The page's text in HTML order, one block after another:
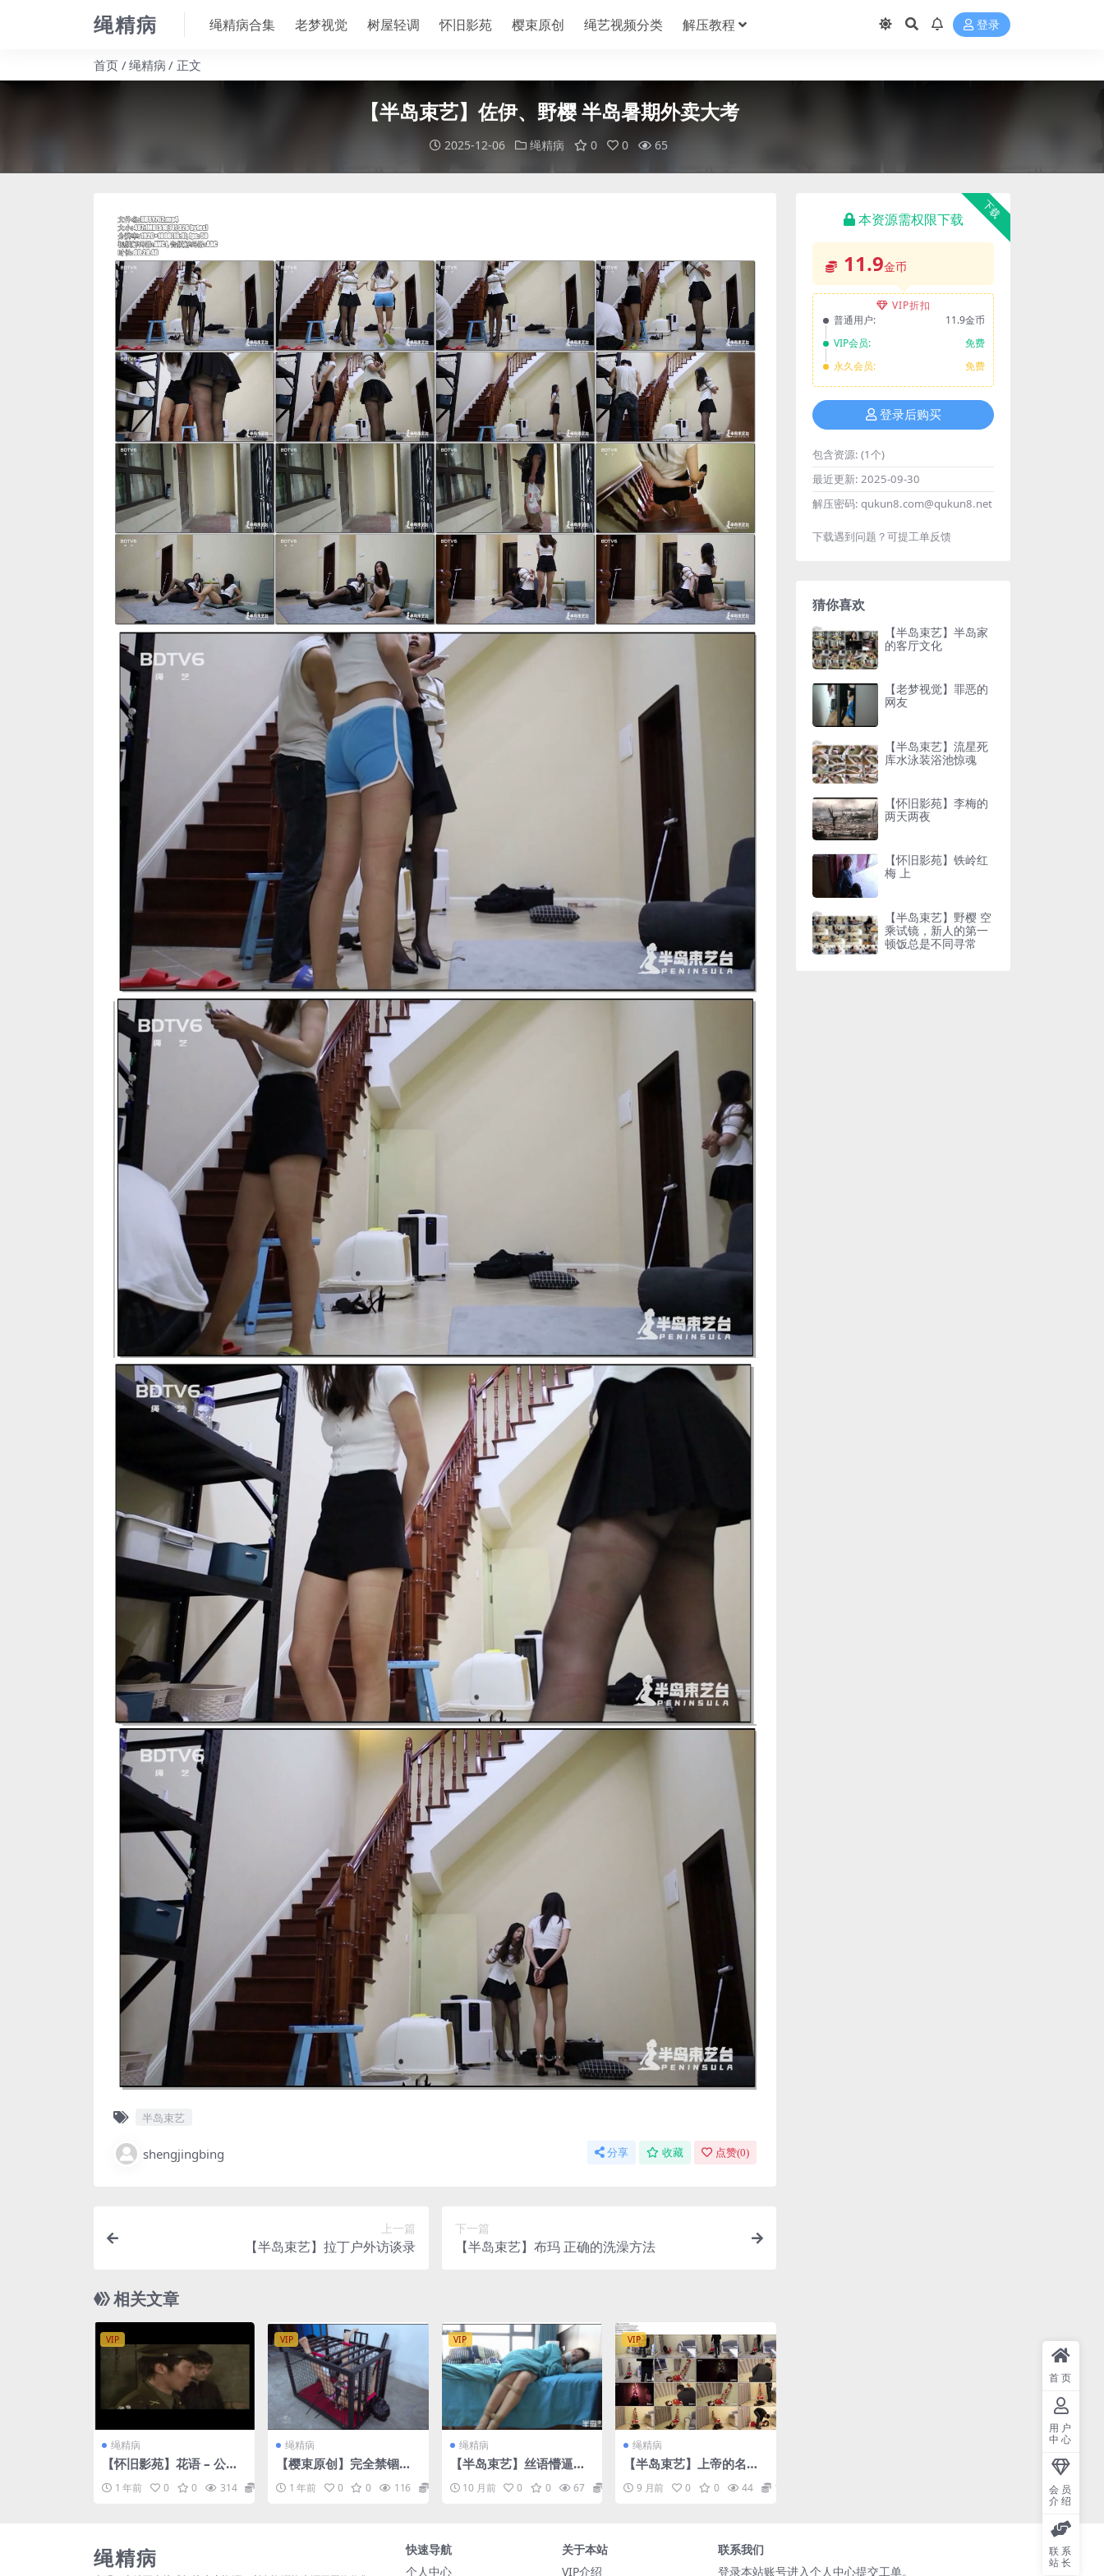
绳精病 绳精病合集 老梦视觉 树屋轻调 怀旧影苑 樱束原创 绳艺视频分类 解压教程 登录
首页 绳精病 正文
【半岛束艺】佐伊、野樱 半岛暑期外卖大考
2025-12-06 绳精病 0 0 65
半岛束艺
shengjingbing 分享 收藏 点赞(0)
上一篇
【半岛束艺】拉丁户外访谈录
下一篇
【半岛束艺】布玛 正确的洗澡方法
相关文章
VIP
绳精病
【怀旧影苑】花语 – 公主
1 年前 0 0 314 11.9
VIP
绳精病
【樱束原创】完全禁锢三7
虐足+夹+扎带固定+贞操
1 年前 0 0 116 11.9
VIP
绳精病
【半岛束艺】丝语懵逼醒
到电梯
10 月前 0 0 67 11.9
VIP
绳精病
【半岛束艺】上帝的名义
9 月前 0 0 44 11.9
下载
本资源需权限下载
11.9金币
VIP折扣
普通用户:
11.9金币
VIP会员:
免费
永久会员:
免费
登录后购买
包含资源: (1个)
最近更新: 2025-09-30
解压密码: qukun8.com@qukun8.net
下载遇到问题？可提工单反馈
猜你喜欢
【半岛束艺】半岛家
的客厅文化
【老梦视觉】罪恶的
网友
【半岛束艺】流星死
库水泳装浴池惊魂
【怀旧影苑】李梅的
两天两夜
【怀旧影苑】铁岭红
梅 上
【半岛束艺】野樱 空
乘试镜，新人的第一
顿饭总是不同寻常
绳精病
快速导航
个人中心
关于本站
VIP介绍
联系我们
登录本站账号进入个人中心提交工单。
首页
用户
中心
会员
介绍
联系
站长